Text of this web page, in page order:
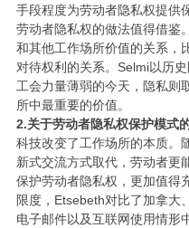
手段程度为劳动者隐私权提供
劳动者隐私权的做法值得借鉴
和其他工作场所价值的关系，
对待权利的关系。Selmi以历
工会力量薄弱的今天，隐私则
所中最重要的价值。
2.关于劳动者隐私权保护模式
科技改变了工作场所的本质。
新式交流方式取代，劳动者更
保护劳动者隐私权，更加值得
限度，Etsebeth对比了加拿大
电子邮件以及互联网使用情形